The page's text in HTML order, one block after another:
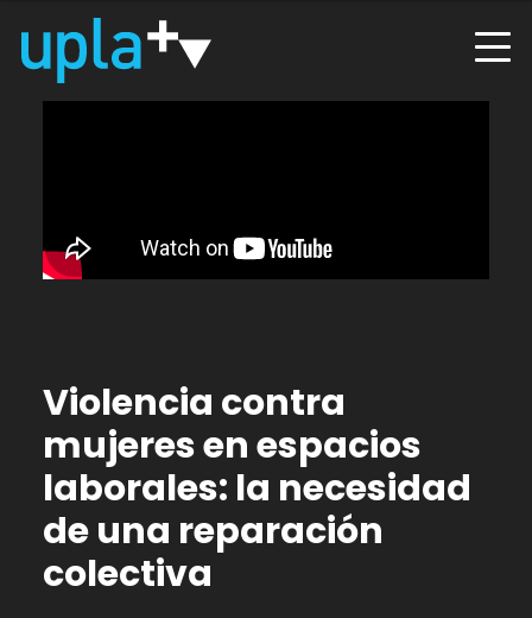
Violencia contra
mujeres en espacios
laborales: la necesidad
de una reparación
colectiva